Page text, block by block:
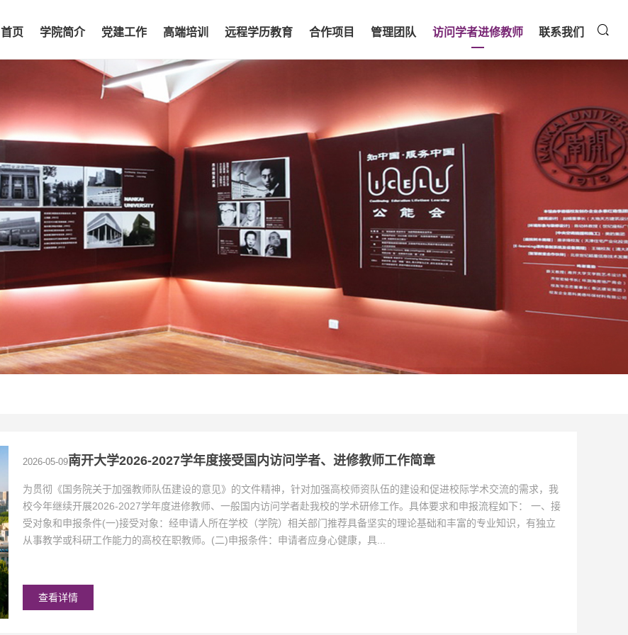
首页 学院简介 党建工作 高端培训 远程学历教育 合作项目 管理团队 访问学者进修教师 联系我们
2026-05-09南开大学2026-2027学年度接受国内访问学者、进修教师工作简章
为贯彻《国务院关于加强教师队伍建设的意见》的文件精神，针对加强高校师资队伍的建设和促进校际学术交流的需求，我
校今年继续开展2026-2027学年度进修教师、一般国内访问学者赴我校的学术研修工作。具体要求和申报流程如下： 一、接
受对象和申报条件(一)接受对象：经申请人所在学校（学院）相关部门推荐具备坚实的理论基础和丰富的专业知识，有独立
从事教学或科研工作能力的高校在职教师。(二)申报条件：申请者应身心健康，具...
查看详情